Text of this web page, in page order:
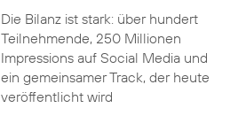
Die Bilanz ist stark: über hundert
Teilnehmende, 250 Millionen
Impressions auf Social Media und
ein gemeinsamer Track, der heute
veröffentlicht wird